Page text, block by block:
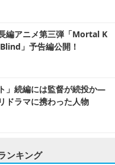
編アニメ第三弾「Mortal K
」予告編公開！
」続編には監督が続投か―
ドラマに携わった人物
ンキング